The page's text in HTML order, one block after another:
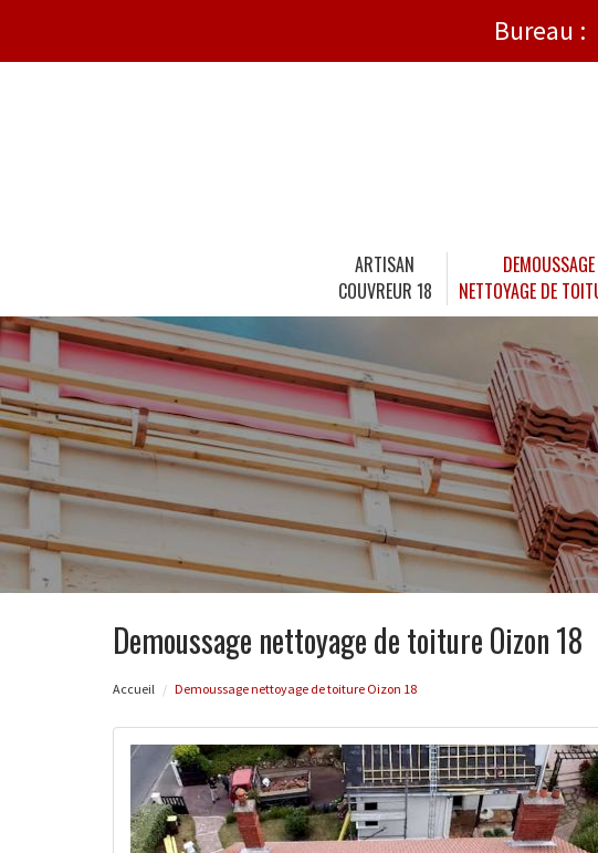
Bureau :
ARTISAN
COUVREUR 18
DEMOUSSAGE
NETTOYAGE DE
Demoussage nettoyage de toiture Oizon 18
Accueil Demoussage nettoyage de toiture Oizon 18